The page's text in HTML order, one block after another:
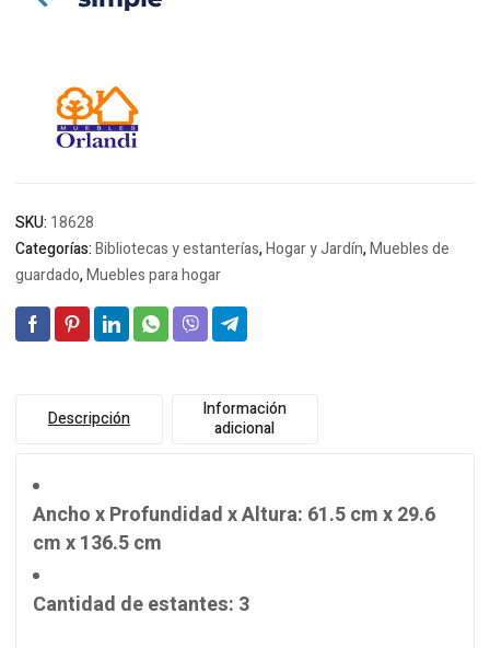
SKU: 18628
Categorías:Bibliotecas y estanterías,Hogar y Jardín,Muebles de
guardado,Muebles para hogar
Descripción
Información
adicional
Ancho x Profundidad x Altura: 61.5 cm x 29.6
cm x 136.5 cm
Cantidad de estantes: 3